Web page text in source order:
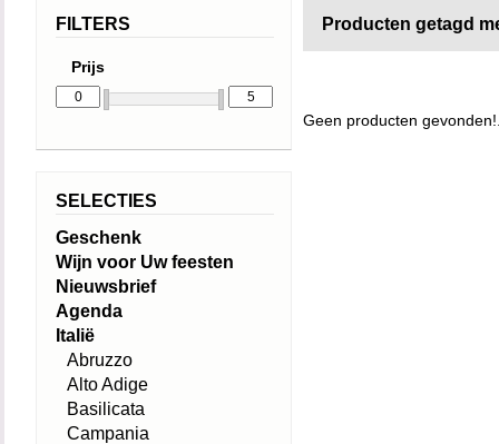
Producten getagd
Geen producten
FILTERS
Prijs
SELECTIES
Geschenk
Wijn voor Uw feesten
Nieuwsbrief
Agenda
Italië
Abruzzo
Alto Adige
Basilicata
Campania